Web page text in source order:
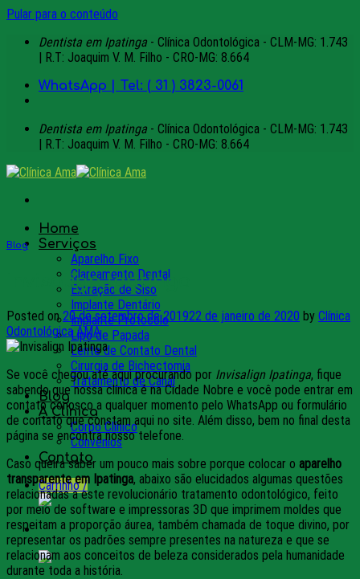
Pular para o conteúdo
Dentista em Ipatinga - Clínica Odontológica - CLM-MG: 1.743
| R.T: Joaquim V. M. Filho - CRO-MG: 8.664
WhatsApp | Tel: ( 31 ) 3823-0061
Dentista em Ipatinga - Clínica Odontológica - CLM-MG: 1.743
| R.T: Joaquim V. M. Filho - CRO-MG: 8.664
Home
Serviços
Aparelho Fixo
Clareamento Dental
Extração de Siso
Implante Dentário
Implante Protocolo
Lipo de Papada
Lente de Contato Dental
Cirurgia de Bichectomia
Tratamento de Canal
Blog
A Clínica
Corpo Clínico
Convênios
Contato
Carrinho /
Blog
Invisalign Ipatinga
Posted on20 de setembro de 201922 de janeiro de 2020 by Clínica
Odontológica AMA
Se você chegou até aqui procurando por Invisalign Ipatinga, fique
sabendo que nossa clínica é na Cidade Nobre e você pode entrar em
contato conosco a qualquer momento pelo WhatsApp ou formulário
de contato que constam aqui no site. Além disso, bem no final desta
página se encontra nosso telefone.
Caso queira saber um pouco mais sobre porque colocar o aparelho
transparente em Ipatinga, abaixo são elucidados algumas questões
relacionadas a este revolucionário tratamento odontológico, feito
por meio de software e impressoras 3D que imprimem moldes que
respeitam a proporção áurea, também chamada de toque divino, por
representar os padrões sempre presentes na natureza e que se
relacionam aos conceitos de beleza considerados pela humanidade
durante toda a história.